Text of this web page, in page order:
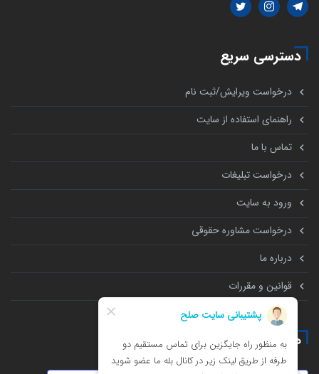
دسترسی سریع
درخواست ویرایش/ثبت نام
راهنمای استفاده از سایت
تماس با ما
درخواست تبلیغات
ورود به سایت
درخواست مشاوره حقوقی
درباره ما
قوانین و مقررات
همه چیز درباره